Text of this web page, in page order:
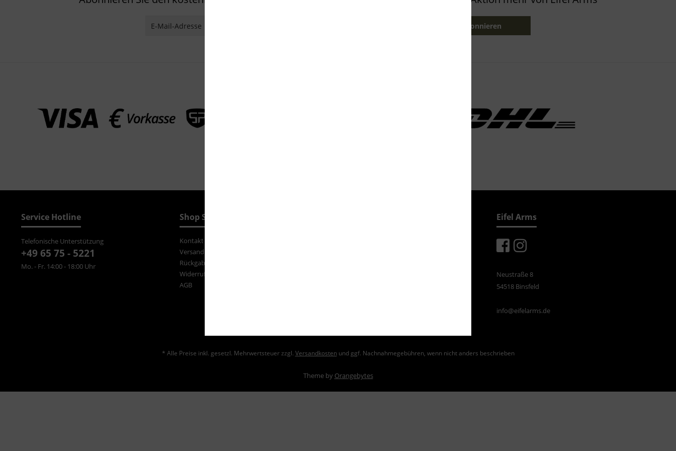
Jetzt abonnieren
Service Hotline
Telefonische Unterstützung
+49 65 75 - 5221
Mo. - Fr. 14:00 - 18:00 Uhr
Shop Service
Kontakt
Versand und Zahlungsbedingungen
Rückgabe
Widerrufsrecht
AGB
Eifel Arms
Neustraße 8
54518 Binsfeld
info@eifelarms.de
* Alle Preise inkl. gesetzl. Mehrwertsteuer zzgl. Versandkostenund ggf. Nachnahmegebühren, wenn nicht anders beschrieben
Theme by Orangebytes